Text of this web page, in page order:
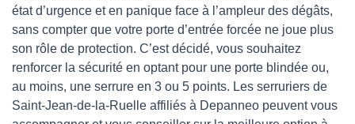
état d’urgence et en panique face à l’ampleur des dégâts,
sans compter que votre porte d’entrée forcée ne joue plus
son rôle de protection. C’est décidé, vous souhaitez
renforcer la sécurité en optant pour une porte blindée ou,
au moins, une serrure en 3 ou 5 points. Les serruriers de
Saint-Jean-de-la-Ruelle affiliés à Depanneo peuvent vous